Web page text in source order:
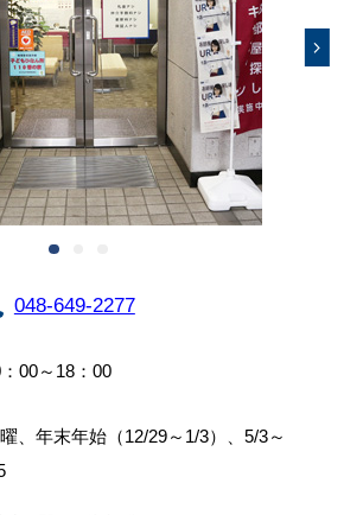
048-649-2277
00～18：00
、年末年始（12/29～1/3）、5/3～